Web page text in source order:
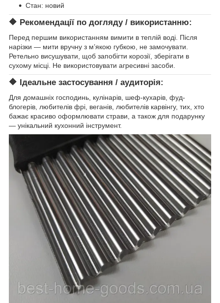
Стан: новий
🔶 Рекомендації по догляду / використанню:
Перед першим використанням вимити в теплій воді. Після
нарізки — мити вручну з м’якою губкою, не замочувати.
Ретельно висушувати, щоб запобігти корозії, зберігати в
сухому місці. Не використовувати агресивні засоби.
🔶 Ідеальне застосування / аудиторія:
Для домашніх господинь, кулінарів, шеф-кухарів, фуд-
блогерів, любителів фрі, веганів, любителів карвінгу, тих, хто
бажає красиво оформлювати страви, а також для подарунку
— унікальний кухонний інструмент.